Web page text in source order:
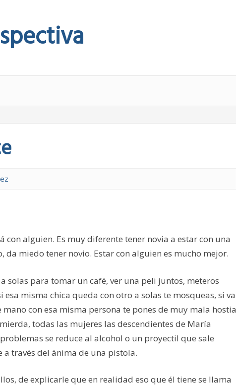
con alguien. Es muy diferente tener novia a estar con una
da miedo tener novio. Estar con alguien es mucho mejor.
solas para tomar un café, ver una peli juntos, meteros
esa misma chica queda con otro a solas te mosqueas, si va
con esa misma persona te pones de muy mala hostia
todas las mujeres las descendientes de María
se reduce al alcohol o un proyectil que sale
través del ánima de una pistola.
de explicarle que en realidad eso que él tiene se llama